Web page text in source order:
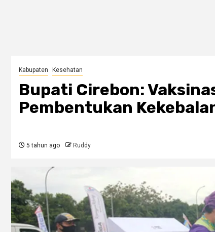
Kabupaten Kesehatan
Bupati Cirebon:
Pembentukan
5 tahun ago Ruddy